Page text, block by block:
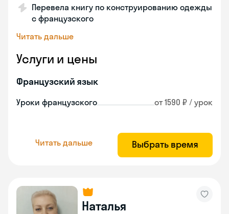
Перевела книгу по конструированию одежды
с французского
Читать дальше
Услуги и цены
Французский язык
Уроки французского от 1590 ₽ / урок
Читать дальше Выбрать время
Наталья